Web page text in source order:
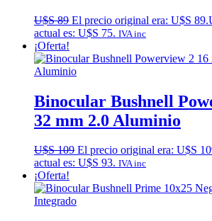
U$S89 El precio original era: U$S 89.
actual es: U$S 75. IVA inc
¡Oferta!
Binocular Bushnell
32 mm 2.0 Aluminio
U$S109 El precio original era: U$S
actual es: U$S 93. IVA inc
¡Oferta!